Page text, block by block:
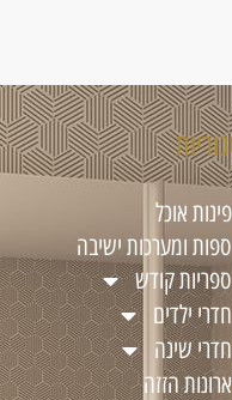
פינות אוכל
ספות ומערכות ישיבה
ספריות קודש
חדרי ילדים
חדרי שינה
ארונות הזזה